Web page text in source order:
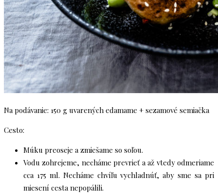
Na podávanie: 150 g uvarených edamame + sezamové semiačka
Cesto:
Múku preoseje a zmiešame so soľou.
Vodu zohrejeme, necháme prevrieť a až vtedy odmeriame
cca 175 ml. Necháme chvíľu vychladnúť, aby sme sa pri
miesení cesta nepopálili.